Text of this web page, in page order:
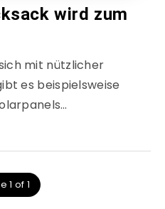
wird zum
mit nützlicher
es beispielsweise
1 of 1